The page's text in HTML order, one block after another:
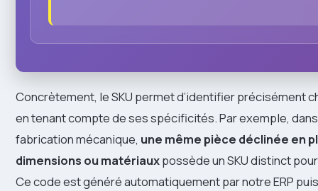
Concrètement, le SKU permet d’identifier précisément
en tenant compte de ses spécificités. Par exemple,
fabrication mécanique, une même pièce déclinée en
dimensions ou matériauxpossède un SKU distinct
Ce code est généré automatiquement par notre ERP